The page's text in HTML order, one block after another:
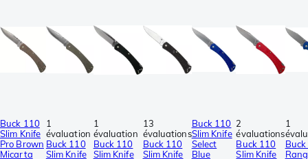
Buck 110
Slim Knife
Pro Brown
Micarta
1
évaluation
Buck 110
Slim Knife
1
évaluation
Buck 110
Slim Knife
13
évaluations
Buck 110
Slim Knife
Buck 110
Slim Knife
Select
Blue
2
évaluations
Buck 110
Slim Knife
1